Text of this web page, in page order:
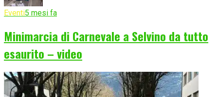
Eventi5 mesi fa
Minimarcia di Carnevale a Selvino da tutto
esaurito – video